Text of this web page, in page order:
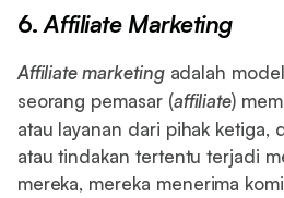
6.Affiliate Marketing
Affiliate marketingadalah
seorang pemasar (affiliate)
atau layanan dari pihak ketiga,
atau tindakan tertentu terjadi
mereka, mereka menerima